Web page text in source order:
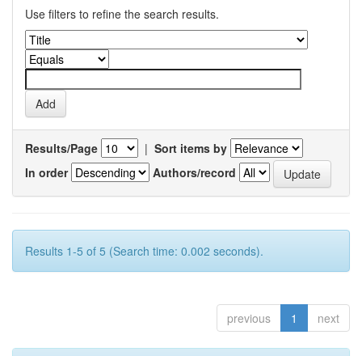
Use filters to refine the search results.
Results/Page | Sort items by
In order
Authors/record
Results 1-5 of 5 (Search time: 0.002 seconds).
previous 1 next